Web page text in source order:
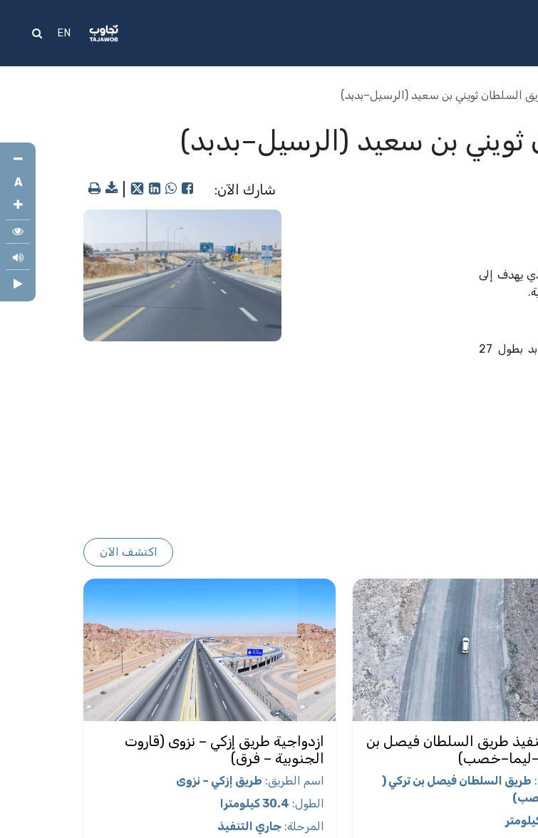
EN
السلطان ثويني بن سعيد (الرسيل–بدبد)
بن سعيد (الرسيل–بدبد)
يهدف إلى
إضافة الحارتين الثالثة والرابعة من جسر الرسيل وحتى تقاطع بدبد بطول 27
شارك الآن:
اكتشف الآن
طريق السلطان فيصل بن
: طريق السلطان فيصل بن تركي (
ازدواجية طريق إزكي – نزوى (قاروت
الجنوبية – فرق)
اسم الطريق: طريق إزكي – نزوى
الطول: 30.4 كيلومترا
المرحلة: جاري التنفيذ
A